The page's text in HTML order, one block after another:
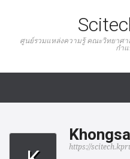
ศูนย์รวมแหล่งความรู้ คณะวิทยาศา
กำแ
https://